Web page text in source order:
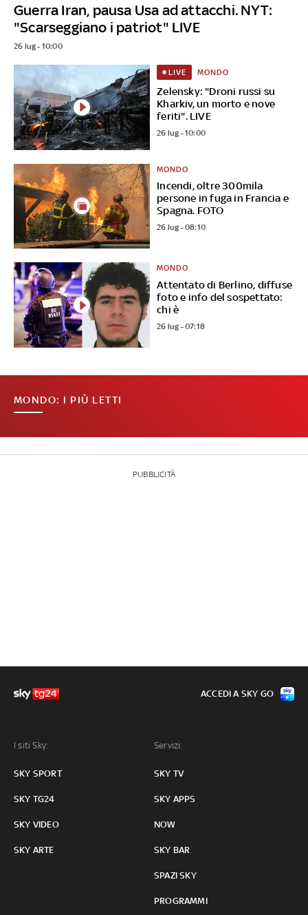
Guerra Iran, pausa Usa ad attacchi. NYT:
"Scarseggiano i patriot" LIVE
26 lug - 10:00
Zelensky: "Droni russi su
Kharkiv, un morto e nove
feriti". LIVE
LIVE MONDO
26 lug - 10:00
Incendi, oltre 300mila
persone in fuga in Francia e
Spagna. FOTO
MONDO
26 lug - 08:10
Attentato di Berlino, diffuse
foto e info del sospettato:
chi è
MONDO
26 lug - 07:18
MONDO: I PIÙ LETTI
PUBBLICITÀ
I siti Sky:
SKY SPORT
SKY TG24
SKY VIDEO
SKY ARTE
Servizi:
SKY TV
SKY APPS
NOW
SKY BAR
SPAZI SKY
PROGRAMMI
ACCEDI A SKY GO